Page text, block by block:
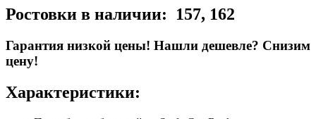
Ростовки в наличии: 157, 162
Гарантия низкой цены! Нашли дешевле? Снизим
цену!
Характеристики: